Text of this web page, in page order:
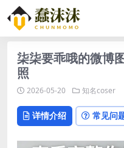
柒柒要乖哦的微博
照
2026-05-20 知名coser
详情介绍 常见问